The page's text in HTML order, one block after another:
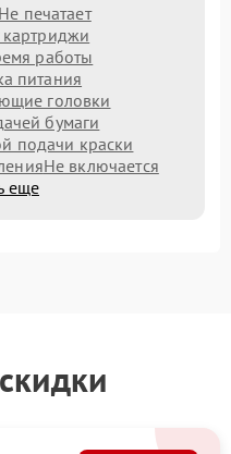
Не печатает
картриджи
работы
питания
головки
бумаги
подачи краски
Не включается
еще